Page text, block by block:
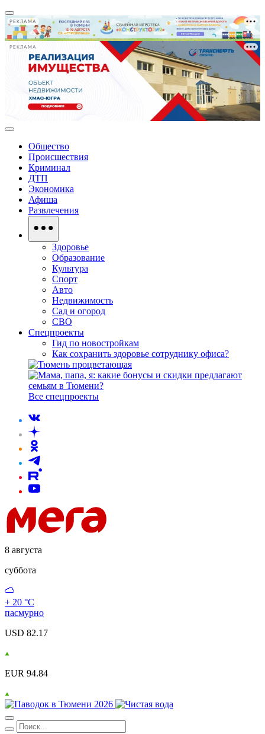
РЕКЛАМА
РЕКЛАМА
Общество
Происшествия
Криминал
ДТП
Экономика
Афиша
Развлечения
Здоровье
Образование
Культура
Спорт
Авто
Недвижимость
Сад и огород
СВО
Спецпроекты
Гид по новостройкам
Как сохранить здоровье сотруднику офиса?
Все спецпроекты
8 августа
суббота
+ 20 °С
пасмурно
USD 82.17
EUR 94.84